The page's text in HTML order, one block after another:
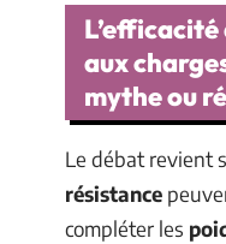
aux
mythe ou
Le débat revient
résistance
compléter les